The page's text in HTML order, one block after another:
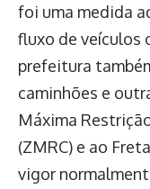
foi uma medida
fluxo de veículos
prefeitura
caminhões e
Máxima
(ZMRC) e ao
vigor